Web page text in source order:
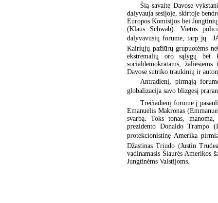
Šią savaitę Davose
dalyvauja sesijoje, skirtoje
Europos Komisijos bei
(Klaus Schwab). Vietos
dalyvavusių forume, tarp jų 
Kairiųjų pažiūrų grupuotėms
ekstremalių oro sąlygų bet
socialdemokratams,
Davose sutriko traukinių ir
Antradienį, pirmąją
globalizacija savo blizgesį
Trečiadienį forume į
Emanuelis Makronas
svarbą. Toks tonas,
prezidento Donaldo Trampo
protekcionistinę Amerika
Džastinas Triudo (Justin
vadinamasis Šiaurės Amerikos
Jungtinėms Valstijoms.